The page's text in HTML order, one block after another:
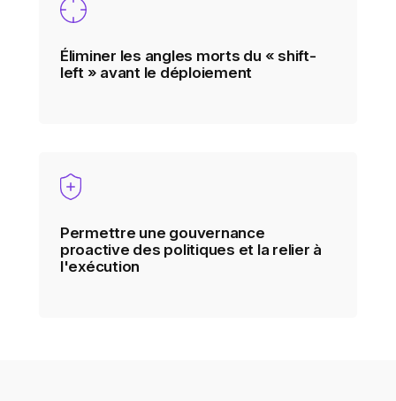
Éliminer les angles morts du « shift-
left » avant le déploiement
Permettre une gouvernance
proactive des politiques et la relier à
l'exécution